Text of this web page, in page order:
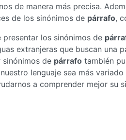
de manera más precisa.
de los sinónimos de párrafo,
presentar los sinónimos de
extranjeras que buscan una
sinónimos de párrafo también
lenguaje sea más
a comprender mejor su